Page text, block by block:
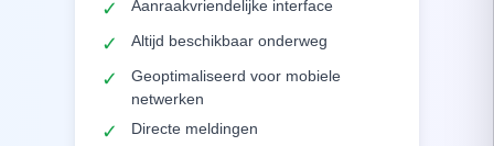
✓ Aanraakvriendelijke interface
✓ Altijd beschikbaar onderweg
✓
Geoptimaliseerd voor mobiele
netwerken
✓ Directe meldingen